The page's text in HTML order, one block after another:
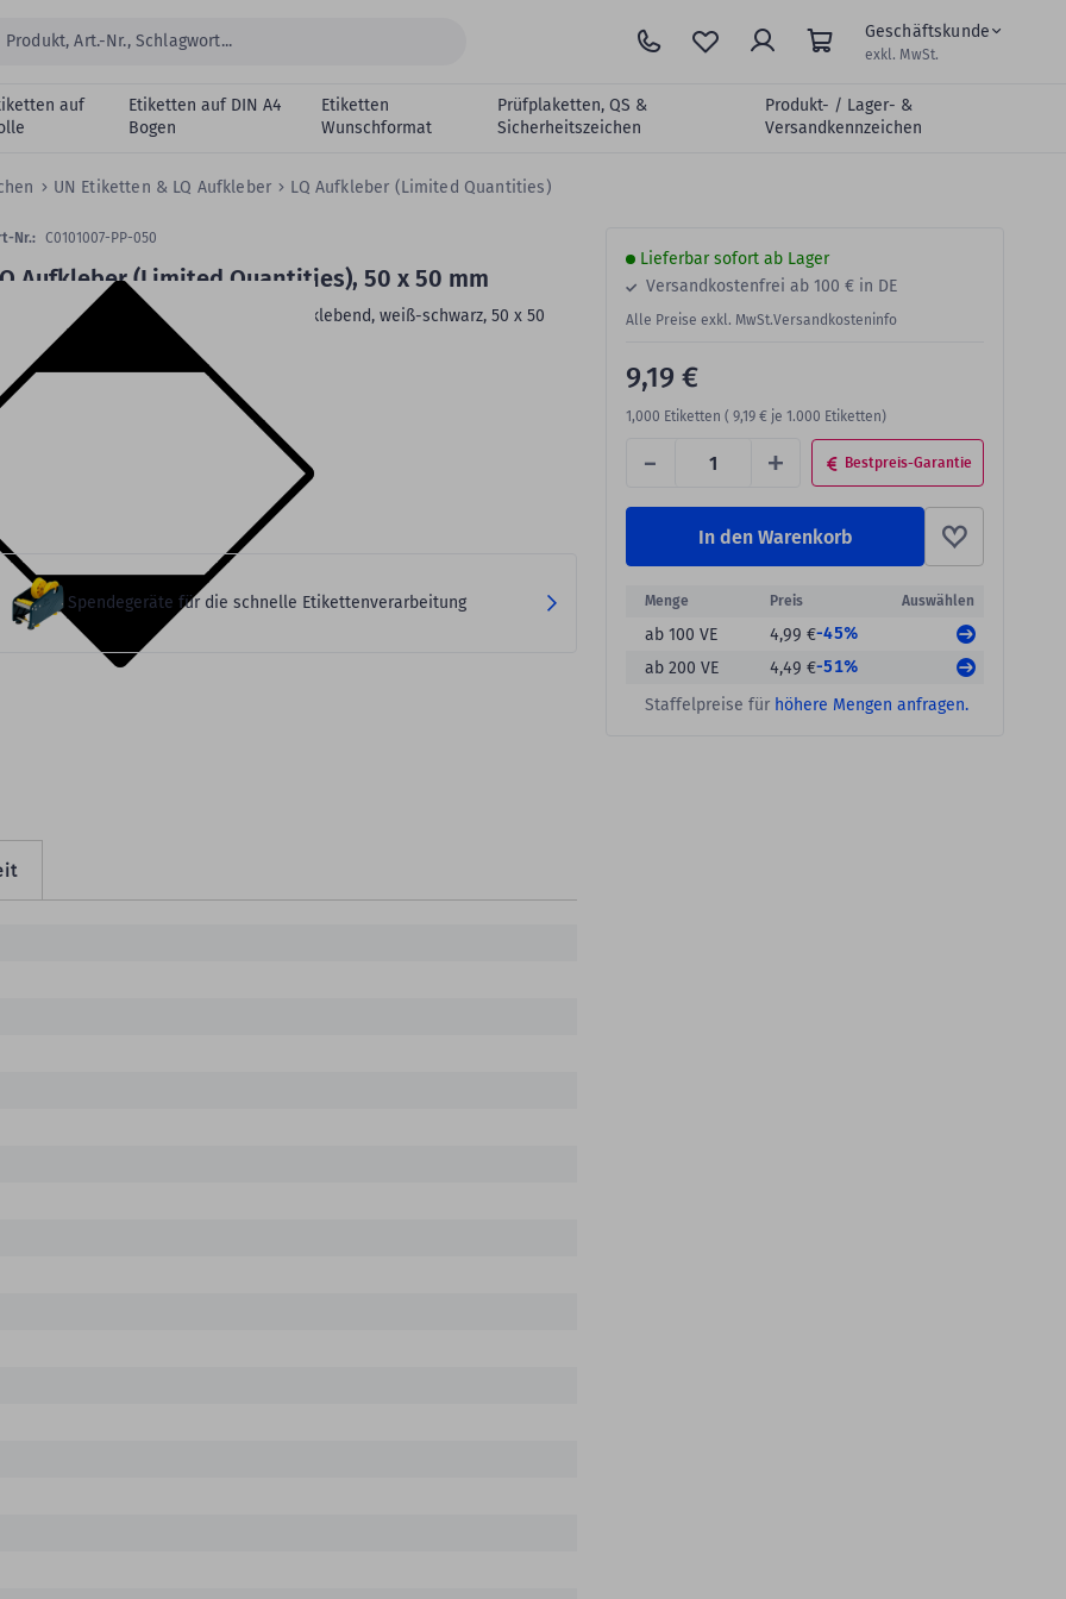
Geschäftskunde
exkl. MwSt.
auf
Etiketten auf DIN A4
Bogen
Etiketten
Wunschformat
Prüfplaketten, QS &
Sicherheitszeichen
Produkt- / Lager- &
Versandkennzeichen
UN Etiketten & LQ Aufkleber LQ Aufkleber (Limited Quantities)
Aufkleber (Limited Quantities), 50 x 50 mm
LQ, Papier, permanent klebend, weiß-schwarz, 50 x 50
1.000 Etiketten
Nr.: C0101007-PP-050
Spendegeräte für die schnelle Etikettenverarbeitung
Lieferbar sofort ab Lager
Versandkostenfrei ab 100 € in DE
Alle Preise exkl. MwSt.Versandkosteninfo
- + Bestpreis-Garantie
9,19 €
1,000 Etiketten ( 9,19 € je 1.000 Etiketten)
In den Warenkorb
Menge Preis Auswählen
ab 100 VE 4,99 €-45%
ab 200 VE
4,49 €-51%
Staffelpreise für höhere Mengen anfragen.